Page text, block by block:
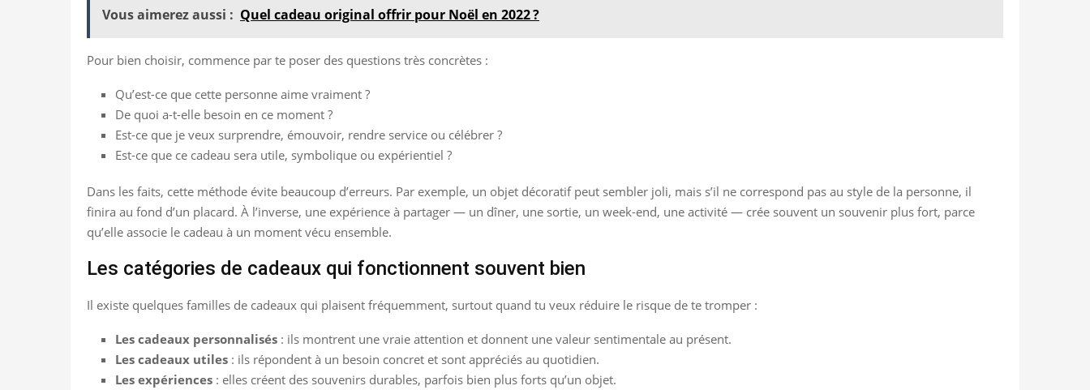
Vous aimerez aussi : Quel cadeau original offrir pour Noël en 2022 ?
Pour bien choisir, commence par te poser des questions très concrètes :
Qu’est-ce que cette personne aime vraiment ?
De quoi a-t-elle besoin en ce moment ?
Est-ce que je veux surprendre, émouvoir, rendre service ou célébrer ?
Est-ce que ce cadeau sera utile, symbolique ou expérientiel ?
Dans les faits, cette méthode évite beaucoup d’erreurs. Par exemple, un objet décoratif peut sembler joli, mais s’il ne correspond pas au style de la personne, il
finira au fond d’un placard. À l’inverse, une expérience à partager — un dîner, une sortie, un week-end, une activité — crée souvent un souvenir plus fort, parce
qu’elle associe le cadeau à un moment vécu ensemble.
Les catégories de cadeaux qui fonctionnent souvent bien
Il existe quelques familles de cadeaux qui plaisent fréquemment, surtout quand tu veux réduire le risque de te tromper :
Les cadeaux personnalisés : ils montrent une vraie attention et donnent une valeur sentimentale au présent.
Les cadeaux utiles : ils répondent à un besoin concret et sont appréciés au quotidien.
Les expériences : elles créent des souvenirs durables, parfois bien plus forts qu’un objet.